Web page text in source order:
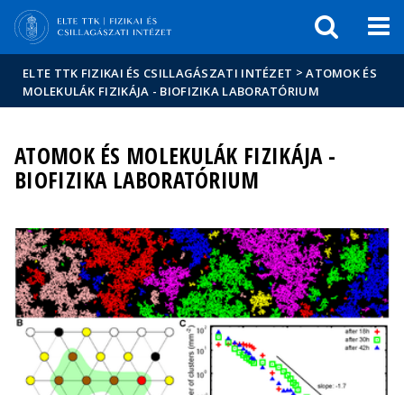
Események
sajtóban
ELTE TTK FIZIKAI ÉS CSILLAGÁSZATI INTÉZET >ATOMOK ÉS
MOLEKULÁK FIZIKÁJA - BIOFIZIKA LABORATÓRIUM
ATOMOK ÉS MOLEKULÁK FIZIKÁJA -
BIOFIZIKA LABORATÓRIUM